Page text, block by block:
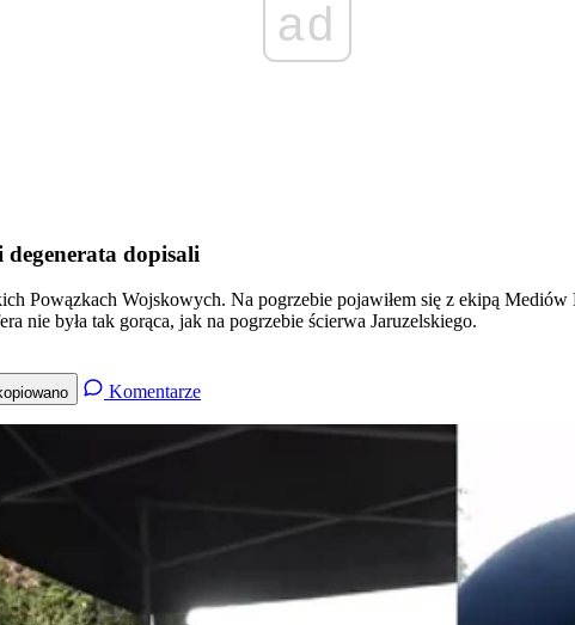
ad
dopisali
Powązkach Wojskowych. Na pogrzebie pojawiłem się z ekipą
nie była tak gorąca, jak na pogrzebie ścierwa Jaruzelskiego.
Komentarze